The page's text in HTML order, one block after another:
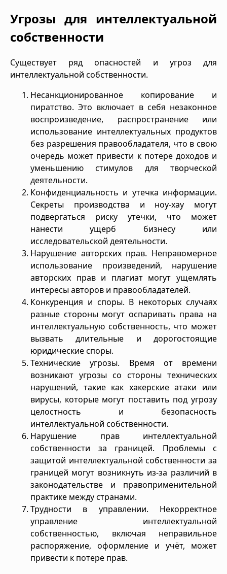
Угрозы для интеллектуальной
собственности
Существует ряд опасностей и угроз для
интеллектуальной собственности.
Несанкционированное копирование и
пиратство. Это включает в себя незаконное
воспроизведение, распространение или
использование интеллектуальных продуктов
без разрешения правообладателя, что в свою
очередь может привести к потере доходов и
уменьшению стимулов для творческой
деятельности.
Конфиденциальность и утечка информации.
Секреты производства и ноу-хау могут
подвергаться риску утечки, что может
нанести ущерб бизнесу или
исследовательской деятельности.
Нарушение авторских прав. Неправомерное
использование произведений, нарушение
авторских прав и плагиат могут ущемлять
интересы авторов и правообладателей.
Конкуренция и споры. В некоторых случаях
разные стороны могут оспаривать права на
интеллектуальную собственность, что может
вызвать длительные и дорогостоящие
юридические споры.
Технические угрозы. Время от времени
возникают угрозы со стороны технических
нарушений, такие как хакерские атаки или
вирусы, которые могут поставить под угрозу
целостность и безопасность
интеллектуальной собственности.
Нарушение прав интеллектуальной
собственности за границей. Проблемы с
защитой интеллектуальной собственности за
границей могут возникнуть из-за различий в
законодательстве и правоприменительной
практике между странами.
Трудности в управлении. Некорректное
управление интеллектуальной
собственностью, включая неправильное
распоряжение, оформление и учёт, может
привести к потере прав.